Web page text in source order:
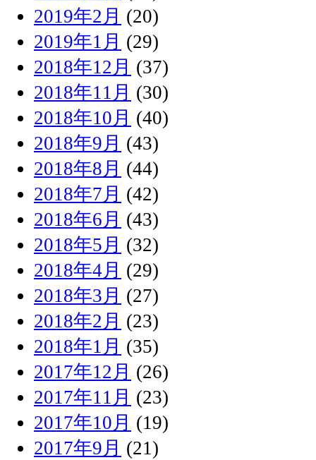
2019年2月 (20)
2019年1月 (29)
2018年12月 (37)
2018年11月 (30)
2018年10月 (40)
2018年9月 (43)
2018年8月 (44)
2018年7月 (42)
2018年6月 (43)
2018年5月 (32)
2018年4月 (29)
2018年3月 (27)
2018年2月 (23)
2018年1月 (35)
2017年12月 (26)
2017年11月 (23)
2017年10月 (19)
2017年9月 (21)